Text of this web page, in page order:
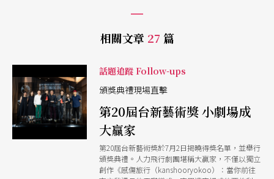
相關文章 27 篇
話題追蹤 Follow-ups
頒獎典禮現場直擊
第20屆台新藝術獎 小劇場成
大贏家
第20屆台新藝術獎於7月2日揭曉得獎名單，並舉行
頒獎典禮。人力飛行劇團堪稱大贏家，不僅以獨立
創作《感傷旅行（kanshooryokoo）：當你前往